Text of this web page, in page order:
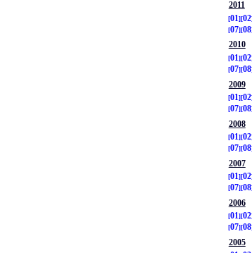
2011
01
02
07 08
2010
01
02
07 08
2009
01
02
07 08
2008
01
02
07 08
2007
01
02
07 08
2006
01
02
07 08
2005